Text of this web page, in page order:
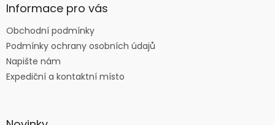
Informace pro vás
Obchodní podmínky
Podmínky ochrany osobních údajů
Napište nám
Expediční a kontaktní místo